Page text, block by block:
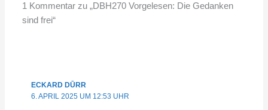
1 Kommentar zu „DBH270 Vorgelesen: Die Gedanken
sind frei“
ECKARD DŪRR
6. APRIL 2025 UM 12:53 UHR